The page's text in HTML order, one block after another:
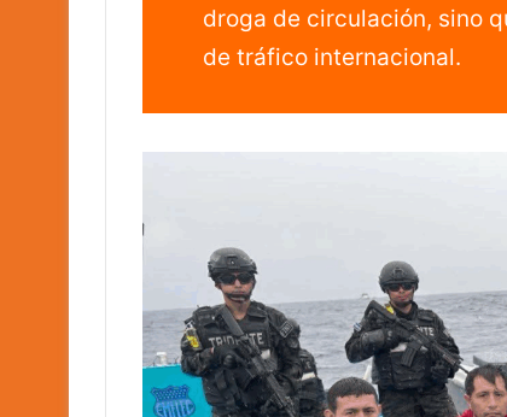
droga de circulación, sino
de tráfico internacional.